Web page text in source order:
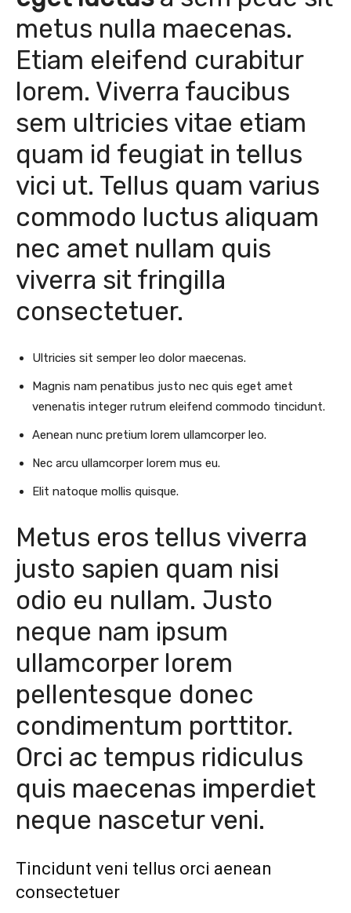
metus nulla maecenas.
Etiam eleifend curabitur
lorem. Viverra faucibus
sem ultricies vitae etiam
quam id feugiat in tellus
vici ut. Tellus quam varius
commodo luctus aliquam
nec amet nullam quis
viverra sit fringilla
consectetuer.
Ultricies sit semper leo dolor maecenas.
Magnis nam penatibus justo nec quis eget amet
venenatis integer rutrum eleifend commodo tincidunt.
Aenean nunc pretium lorem ullamcorper leo.
Nec arcu ullamcorper lorem mus eu.
Elit natoque mollis quisque.
Metus eros tellus viverra
justo sapien quam nisi
odio eu nullam. Justo
neque nam ipsum
ullamcorper lorem
pellentesque donec
condimentum porttitor.
Orci ac tempus ridiculus
quis maecenas imperdiet
neque nascetur veni.
Tincidunt veni tellus orci aenean
consectetuer